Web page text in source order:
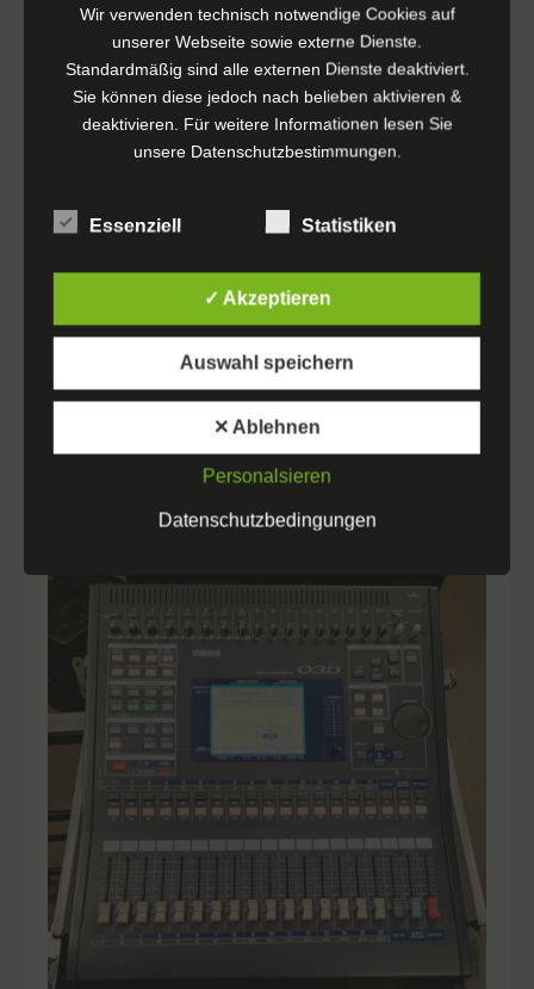
Ref 2302 Avid
Digidesign Iox Karte
€599,00 exkl. MwSt.
IN DEN WARENKORB
Wir verwenden technisch notwendige Cookies auf
unserer Webseite sowie externe Dienste.
Standardmäßig sind alle externen Dienste deaktiviert.
Sie können diese jedoch nach belieben aktivieren &
deaktivieren. Für weitere Informationen lesen Sie
unsere Datenschutzbestimmungen.
Essenziell Statistiken
✓ Akzeptieren
Auswahl speichern
✕ Ablehnen
Personalsieren
Datenschutzbedingungen